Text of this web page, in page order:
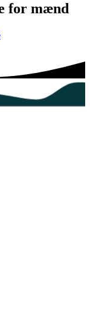
for mænd